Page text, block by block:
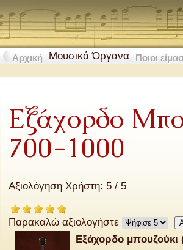
Αρχική Μουσικά Όργανα Ποιοι
Εξάχορδο
700-1000
Αξιολόγηση Χρήστη: 5 / 5
Παρακαλώ αξιολογήστε
Εξάχορδο μπουζούκι